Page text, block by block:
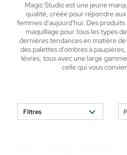
Magic Studio est une jeune
qualité, créée pour répondre
femmes d'aujourd'hui. Des
maquillage pour tous les types
dernières tendances en matière
des palettes d'ombres à
lèvres, tous avec une large
celle qui vous
Filtres